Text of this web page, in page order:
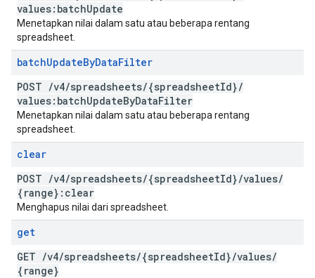
values:batchUpdate
Menetapkan nilai dalam satu atau beberapa rentang
spreadsheet.
batchUpdateByDataFilter
POST /v4/spreadsheets/{spreadsheetId}/
values:batchUpdateByDataFilter
Menetapkan nilai dalam satu atau beberapa rentang
spreadsheet.
clear
POST /v4/spreadsheets/{spreadsheetId}/values/
{range}:clear
Menghapus nilai dari spreadsheet.
get
GET /v4/spreadsheets/{spreadsheetId}/values/
{range}